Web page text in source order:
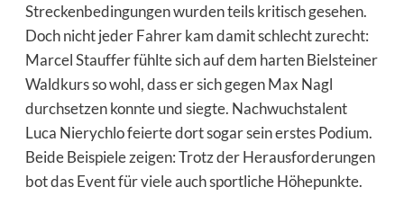
Streckenbedingungen wurden teils kritisch gesehen.
Doch nicht jeder Fahrer kam damit schlecht zurecht:
Marcel Stauffer fühlte sich auf dem harten Bielsteiner
Waldkurs so wohl, dass er sich gegen Max Nagl
durchsetzen konnte und siegte. Nachwuchstalent
Luca Nierychlo feierte dort sogar sein erstes Podium.
Beide Beispiele zeigen: Trotz der Herausforderungen
bot das Event für viele auch sportliche Höhepunkte.